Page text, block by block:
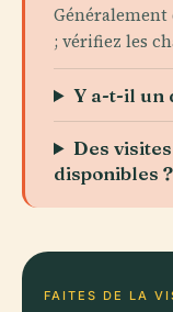
Généralement
; vérifiez les
Y a-t-il un
Des
disponibles ?
FAITES DE LA